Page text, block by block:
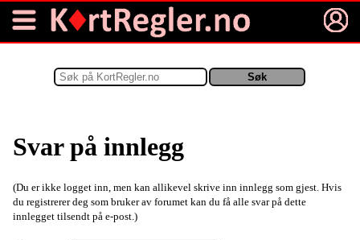
Svar på innlegg
(Du er ikke logget inn, men kan allikevel skrive inn innlegg som gjest. Hvis
du registrerer deg som bruker av forumet kan du få alle svar på dette
innlegget tilsendt på e-post.)